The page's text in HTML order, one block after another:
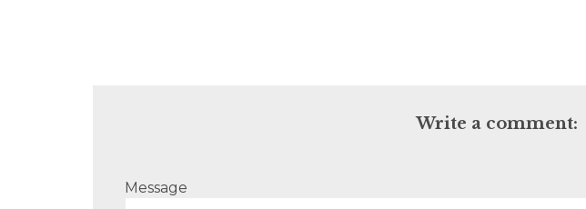
Write a comment:
Message